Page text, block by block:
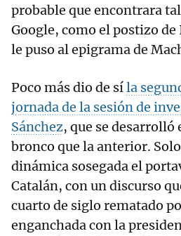
probable que encontrara
Google, como el postizo
le puso al epigrama de
Poco más dio de síla
jornada de la sesión de
Sánchez, que se
bronco que la anterior.
dinámica sosegada el
Catalán, con un discurso
cuarto de siglo rematado
enganchada con la